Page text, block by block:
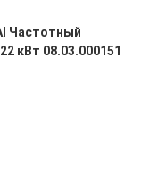
Частотный
кВт 08.03.000151